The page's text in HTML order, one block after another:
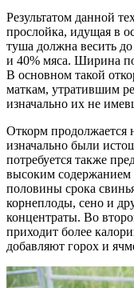
Результатом данной
прослойка, идущая в
туша должна весить
и 40% мяса. Ширина
В основном такой
маткам, утратившим
изначально их не
Откорм продолжается
изначально были
потребуется также
высоким
половины срока
корнеплоды, сено и
концентраты. Во
приходит более
добавляют горох и